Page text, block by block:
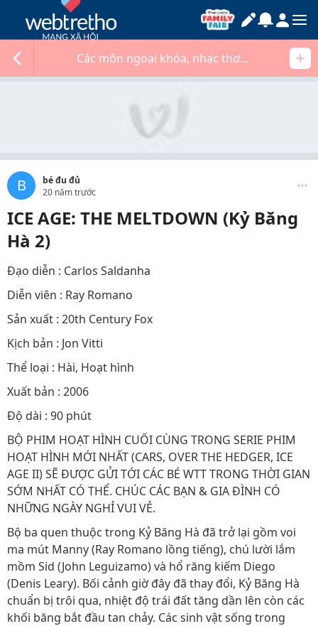
Các môn ngoại khóa, nhạc thơ...
B
bé đu đủ
20 năm trước
ICE AGE: THE MELTDOWN (Kỷ Băng
Hà 2)
Đạo diễn : Carlos Saldanha
Diễn viên : Ray Romano
Sản xuất : 20th Century Fox
Kịch bản : Jon Vitti
Thể loại : Hài, Hoạt hình
Xuất bản : 2006
Độ dài : 90 phút
BỘ PHIM HOẠT HÌNH CUỐI CÙNG TRONG SERIE PHIM
HOẠT HÌNH MỚI NHẤT (CARS, OVER THE HEDGER, ICE
AGE II) SẼ ĐƯỢC GỬI TỚI CÁC BÉ WTT TRONG THỜI GIAN
SỚM NHẤT CÓ THỂ. CHÚC CÁC BẠN & GIA ĐÌNH CÓ
NHỮNG NGÀY NGHỈ VUI VẺ.
Bộ ba quen thuộc trong Kỷ Băng Hà đã trở lại gồm voi
ma mút Manny (Ray Romano lồng tiếng), chú lười lắm
mồm Sid (John Leguizamo) và hổ răng kiếm Diego
(Denis Leary). Bối cảnh giờ đây đã thay đổi, Kỷ Băng Hà
chuẩn bị trôi qua, nhiệt độ trái đất tăng dần lên còn các
khối băng bắt đầu tan chảy. Các sinh vật sống trong